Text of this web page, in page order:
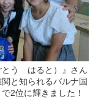
う はると）』さん
と知られるバルナ国
2位に輝きました！